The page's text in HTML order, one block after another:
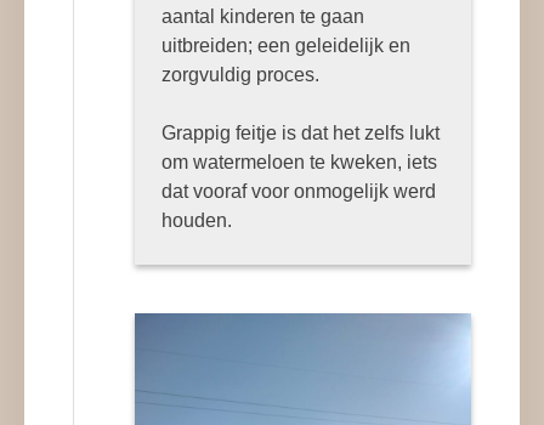
aantal kinderen te gaan
uitbreiden; een geleidelijk en
zorgvuldig proces.
Grappig feitje is dat het zelfs lukt
om watermeloen te kweken, iets
dat vooraf voor onmogelijk werd
houden.